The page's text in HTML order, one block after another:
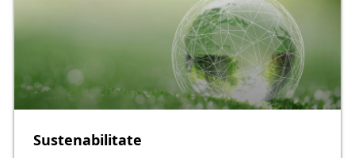
Sustenabilitate